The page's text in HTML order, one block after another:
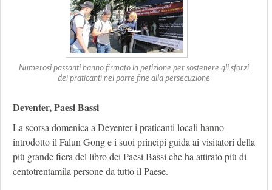
Numerosi passanti hanno firmato la petizione per sostenere gli sforzi
dei praticanti nel porre fine alla persecuzione
Deventer, Paesi Bassi
La scorsa domenica a Deventer i praticanti locali hanno
introdotto il Falun Gong e i suoi principi guida ai visitatori della
più grande fiera del libro dei Paesi Bassi che ha attirato più di
centotrentamila persone da tutto il Paese.